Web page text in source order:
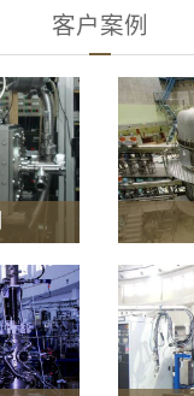
客户案例